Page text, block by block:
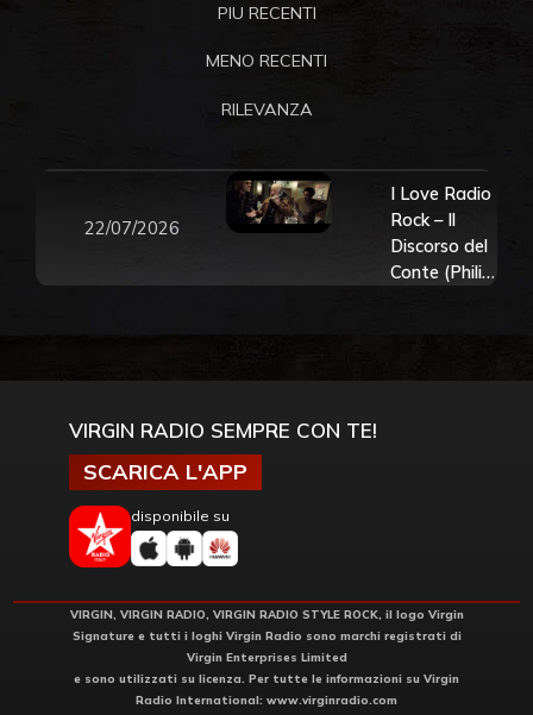
PIU RECENTI
MENO RECENTI
RILEVANZA
22/07/2026
I Love Radio
Rock – Il
Discorso del
Conte (Philip
VIRGIN RADIO SEMPRE CON TE!
SCARICA L'APP
disponibile su
VIRGIN, VIRGIN RADIO, VIRGIN RADIO STYLE ROCK, il logo Virgin
Signature e tutti i loghi Virgin Radio sono marchi registrati di
Virgin Enterprises Limited
e sono utilizzati su licenza. Per tutte le informazioni su Virgin
Radio International: www.virginradio.com